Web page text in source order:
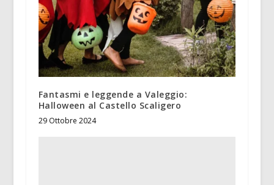
Fantasmi e leggende a Valeggio:
Halloween al Castello Scaligero
29 Ottobre 2024